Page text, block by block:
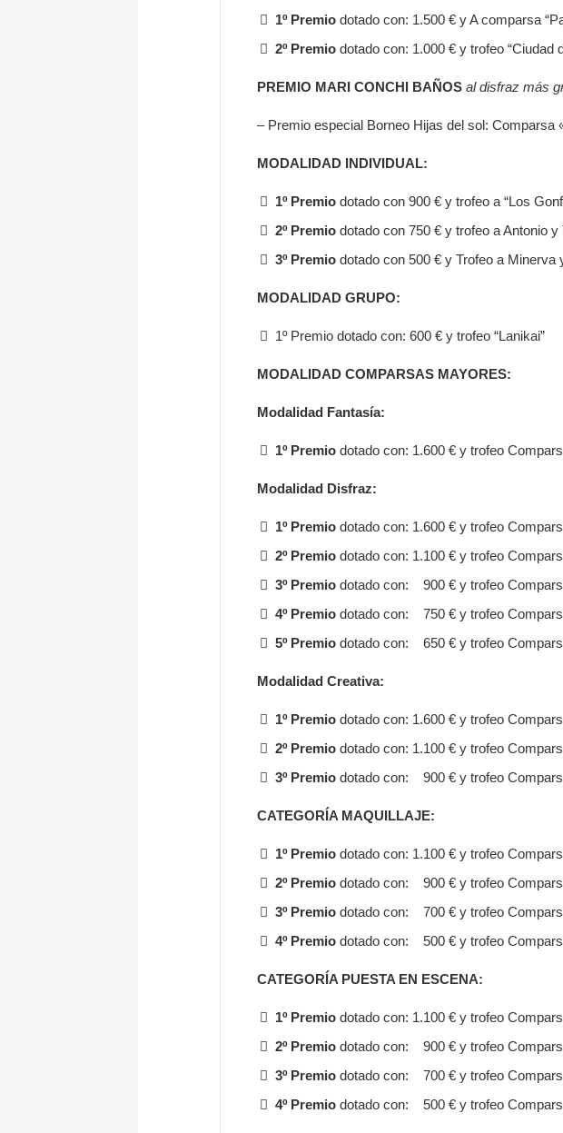
1º Premiodotado con: 1.500 € y A comparsa
2º Premiodotado con: 1.000 € y trofeo “Ciudad
PREMIO MARI CONCHI BAÑOSal disfraz más
– Premio especial Borneo Hijas del sol: Comparsa
MODALIDAD INDIVIDUAL:
1º Premiodotado con 900 € y trofeo a “Los
2º Premiodotado con 750 € y trofeo a Antonio y
3º Premio dotado con 500 € y Trofeo a Minerva
MODALIDAD GRUPO:
1º Premio dotado con: 600 € y trofeo “Lanikai”
MODALIDAD COMPARSAS MAYORES:
Modalidad Fantasía:
1º Premiodotado con: 1.600 € y trofeo
Modalidad Disfraz:
1º Premiodotado con: 1.600 € y trofeo
2º Premiodotado con: 1.100 € y trofeo
3º Premiodotado con: 900 € y trofeo
4º Premiodotado con: 750 € y trofeo
5º Premiodotado con: 650 € y trofeo
Modalidad Creativa:
1º Premiodotado con: 1.600 € y trofeo
2º Premiodotado con: 1.100 € y trofeo
3º Premiodotado con: 900 € y trofeo
CATEGORÍA MAQUILLAJE:
1º Premiodotado con: 1.100 € y trofeo
2º Premiodotado con: 900 € y trofeo
3º Premiodotado con: 700 € y trofeo
4º Premiodotado con: 500 € y trofeo
CATEGORÍA PUESTA EN ESCENA:
1º Premiodotado con: 1.100 € y trofeo
2º Premiodotado con: 900 € y trofeo
3º Premiodotado con: 700 € y trofeo
4º Premiodotado con: 500 € y trofeo